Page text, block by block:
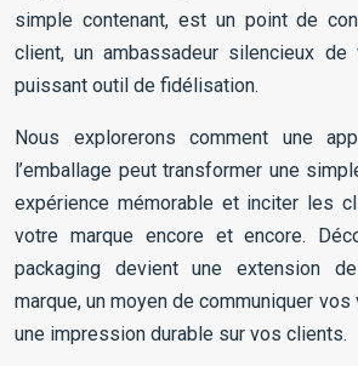
simple contenant, est un point de
client, un ambassadeur silencieux
puissant outil de fidélisation.
Nous explorerons comment une
l’emballage peut transformer une
expérience mémorable et inciter les
votre marque encore et encore.
packaging devient une extension
marque, un moyen de communiquer
une impression durable sur vos clients.